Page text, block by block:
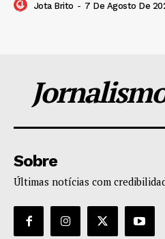
Jota Brito - 7 De Agosto De
Sobre
Últimas notícias com